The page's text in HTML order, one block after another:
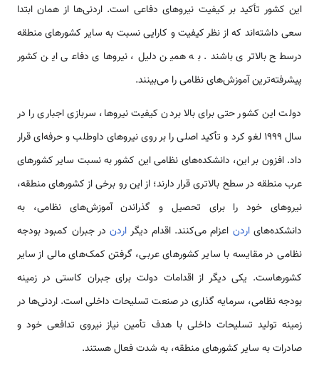
این کشور تأکید بر کیفیت نیروهای دفاعی است. اردنی‌ها از همان ابتدا
سعی داشته‌اند که از نظر کیفیت و کارایی نسبت به سایر کشورهای منطقه
درسطح بالاتری باشند. به همین دلیل، نیروهای دفاعی این کشور
پیشرفته‌ترین آموزش‌های نظامی‌ را می‌بینند.
دولت این کشور حتی برای بالا بردن کیفیت نیروها، سربازی اجباری را در
سال 1999 لغو کرد و تأکید اصلی را بر روی نیروهای داوطلب و حرفه‌ای قرار
داد. افزون بر این، دانشکده‌های نظامی‌ این کشور به نسبت سایر کشورهای
عرب منطقه در سطح بالاتری قرار دارند؛ از این رو برخی از کشورهای منطقه،
نیروهای خود را برای تحصیل و گذراندن آموزش‌های نظامی، به
دانشکده‌هایاردن اعزام می‌کنند. اقدام دیگر اردندر جبران کمبود بودجه
نظامی‌ در مقایسه با سایر کشورهای عربی، گرفتن کمک‌های مالی از سایر
کشورهاست. یکی دیگر از اقدامات دولت برای جبران کاستی در زمینه
بودجه نظامی، سرمایه گذاری در صنعت تسلیحات داخلی است. اردنی‌ها در
زمینه تولید تسلیحات داخلی با هدف تأمین نیاز نیروی تدافعی خود و
صادرات به سایر کشورهای منطقه، به شدت فعال هستند.